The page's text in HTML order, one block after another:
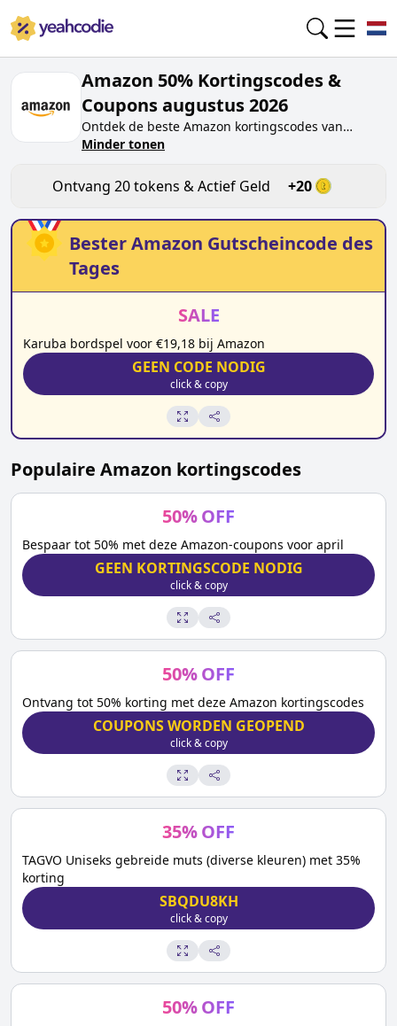
Amazon 50% Kortingscodes &
Coupons augustus 2026
Ontdek de beste Amazon kortingscodes van
vandaag vooraugustus 2026
amazon.nldoor de code te testen. Ontvang
beloningen wanneer jeAmazon
kortingscodes
indient en andere kopers helpt besparen.
Minder tonen
Ontvang 20 tokens & Actief Geld +20
BesterAmazon Gutscheincode des
Tages
SALE
Karuba bordspel voor €19,18 bij Amazon
GEEN CODE NODIG
click & copy
Populaire Amazon kortingscodes
50%OFF
Bespaar tot 50% met deze Amazon-coupons voor april
GEEN KORTINGSCODE NODIG
click & copy
50%OFF
Ontvang tot 50% korting met deze Amazon kortingscodes
COUPONS WORDEN GEOPEND
click & copy
35%OFF
TAGVO Uniseks gebreide muts (diverse kleuren) met 35%
korting
SBQDU8KH
click & copy
50%OFF